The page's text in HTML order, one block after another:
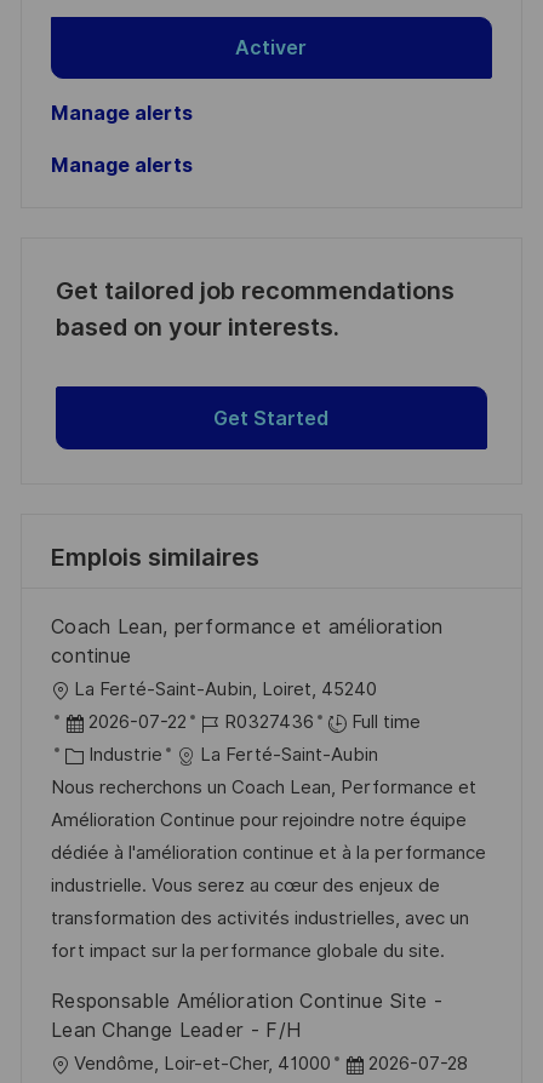
Activer
Manage alerts
Manage alerts
Get tailored job recommendations
based on your interests.
Get Started
Emplois similaires
Coach Lean, performance et amélioration
continue
o
c
a
l
i
s
a
t
La Ferté-Saint-Aubin, Loiret, 45240
D
a
t
e
d
’
a
f
2026-07-22
R
é
f
é
r
e
n
c
R0327436
Full time
C
a
t
é
g
o
r
Industrie
La Ferté-Saint-Aubin
Nous recherchons un Coach Lean, Performance et
Amélioration Continue pour rejoindre notre équipe
dédiée à l'amélioration continue et à la performance
industrielle. Vous serez au cœur des enjeux de
transformation des activités industrielles, avec un
fort impact sur la performance globale du site.
Responsable Amélioration Continue Site -
Lean Change Leader - F/H
Vendôme, Loir-et-Cher, 41000
D 2026-07-28